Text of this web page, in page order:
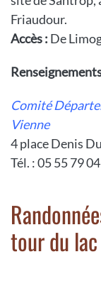
Friaudour.
Accès : De
Comité
Vienne
4 place Denis
Tél. : 05 55 79
tour du